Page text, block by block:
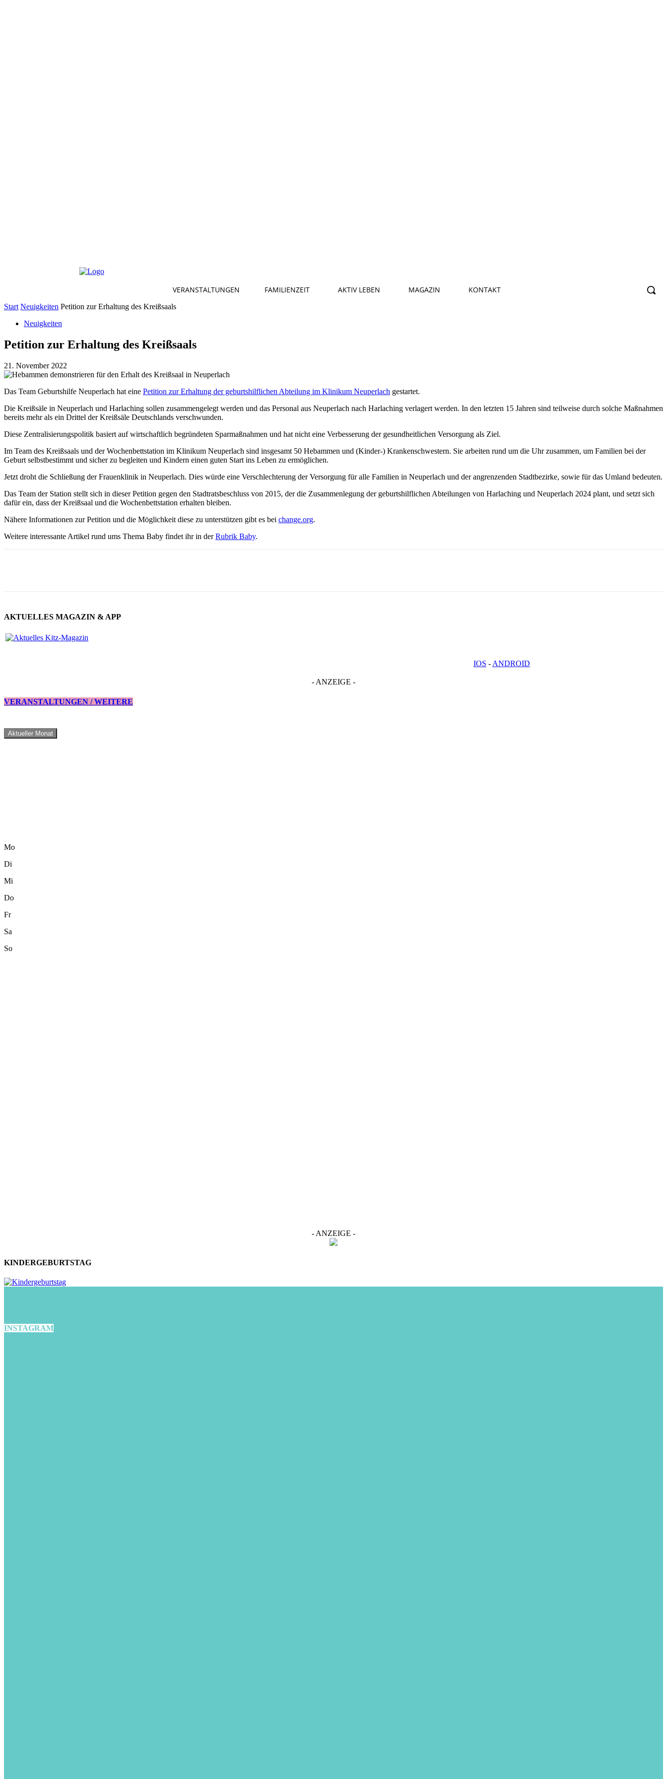
VERANSTALTUNGEN FAMILIENZEIT AKTIV LEBEN MAGAZIN KONTAKT
Start Neuigkeiten Petition zur Erhaltung des Kreißsaals
Neuigkeiten
Petition zur Erhaltung des Kreißsaals
21. November 2022
Das Team Geburtshilfe Neuperlach hat eine Petition zur Erhaltung der geburtshilflichen Abteilung im Klinikum Neuperlach gestartet.
Die Kreißsäle in Neuperlach und Harlaching sollen zusammengelegt werden und das Personal aus Neuperlach nach Harlaching verlagert werden. In den letzten 15 Jahren sind teilweise durch solche Maßnahmen
bereits mehr als ein Drittel der Kreißsäle Deutschlands verschwunden.
Diese Zentralisierungspolitik basiert auf wirtschaftlich begründeten Sparmaßnahmen und hat nicht eine Verbesserung der gesundheitlichen Versorgung als Ziel.
Im Team des Kreißsaals und der Wochenbettstation im Klinikum Neuperlach sind insgesamt 50 Hebammen und (Kinder-) Krankenschwestern. Sie arbeiten rund um die Uhr zusammen, um Familien bei der
Geburt selbstbestimmt und sicher zu begleiten und Kindern einen guten Start ins Leben zu ermöglichen.
Jetzt droht die Schließung der Frauenklinik in Neuperlach. Dies würde eine Verschlechterung der Versorgung für alle Familien in Neuperlach und der angrenzenden Stadtbezirke, sowie für das Umland bedeuten.
Das Team der Station stellt sich in dieser Petition gegen den Stadtratsbeschluss von 2015, der die Zusammenlegung der geburtshilflichen Abteilungen von Harlaching und Neuperlach 2024 plant, und setzt sich
dafür ein, dass der Kreißsaal und die Wochenbettstation erhalten bleiben.
Nähere Informationen zur Petition und die Möglichkeit diese zu unterstützen gibt es bei change.org.
Weitere interessante Artikel rund ums Thema Baby findet ihr in derRubrik Baby.
AKTUELLES MAGAZIN & APP
IOS - ANDROID
- ANZEIGE -
VERANSTALTUNGEN / WEITERE
Aktueller Monat
Mo
Di
Mi
Do
Fr
Sa
So
- ANZEIGE -
KINDERGEBURTSTAG
INSTAGRAM